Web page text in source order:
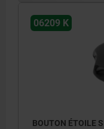
06209 K
BOUTON ÉTOILE